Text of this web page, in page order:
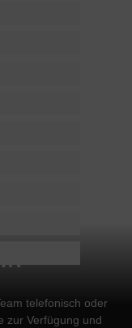
telefonisch oder
zur Verfügung und